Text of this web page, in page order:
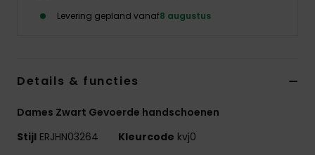
Levering gepland vanaf8 augustus
Details & functies
Dames Zwart Gevoerde handschoenen
Stijl ERJHN03264 Kleurcode kvj0